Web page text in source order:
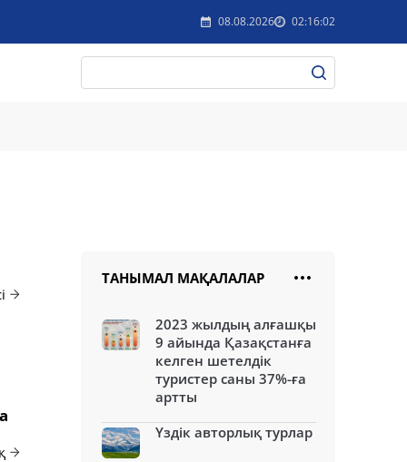
08.08.2026 02:16:02
ТАНЫМАЛ МАҚАЛАЛАР
2023 жылдың алғашқы
9 айында Қазақстанға
келген шетелдік
туристер саны 37%-ға
артты
Үздік авторлық турлар